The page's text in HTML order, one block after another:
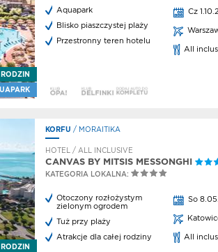
Aquapark
Blisko piaszczystej plaży
Przestronny teren hotelu
Cz
All
KORFU / MORAITIKA
HOTEL / ALL INCLUSIVE
CANVAS BY MITSIS MESSONGHI
KATEGORIA LOKALNA:
Otoczony rozłożystym
zielonym ogrodem
Tuż przy plaży
Atrakcje dla całej rodziny
So
All